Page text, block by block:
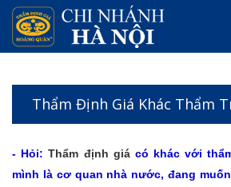
Thẩm Định Giá Khác Thẩm
- Hỏi:Thẩm định giácó khác với
mình là cơ quan nhà nước, đang